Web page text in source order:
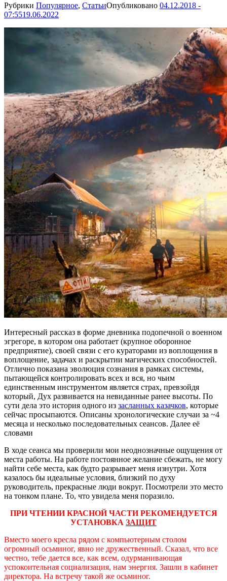
Рубрики Популярное, СтатьиОпубликовано 04.12.2018 -
07:5519.06.2022
Интересный рассказ в форме дневника подопечной о военном
эгрегоре, в котором она работает (крупное оборонное
предприятие), своей связи с его кураторами из воплощения в
воплощение, задачах и раскрытии магических способностей.
Отлично показана эволюция сознания в рамках системы,
пытающейся контролировать всех и вся, но чьим
единственным инструментом является страх, превзойдя
который, Дух развивается на невиданные ранее высоты. По
сути дела это история одного из засланных казачков, которые
сейчас просыпаются. Описаны хронологические случаи за ~4
месяца и несколько последовательных сеансов. Далее её
словами
В ходе сеанса мы проверили мои неоднозначные ощущения от
места работы. На работе постоянное желание сбежать, не могу
найти себе места, как будто разрывает меня изнутри. Хотя
казалось бы идеальные условия, близкий по духу
руководитель, прекрасные люди вокруг. Посмотрели это место
на тонком плане. То, что увидела меня поразило.
ПРИ ЧТЕНИИ КРАСНОЙ ЧАСТИ РЕКОМЕНДУЕТСЯ
УСТАНОВКА ЗАЩИТ
Вместо моего кресла рядом с компьютерным столом
огромный осьминог, явно не дружественный. Сказал, что все
честно, тебе дается все, как всем, одурманивающая
успокоительная социализация, нам энергия. Зашли в кабинет
директора. На встречу такой же осьминог.